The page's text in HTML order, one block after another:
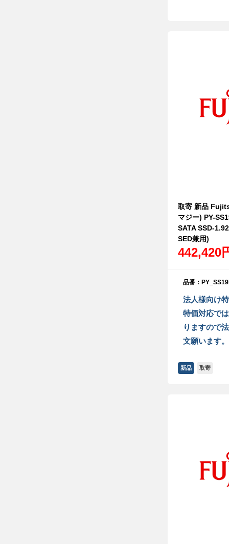
取寄 新品
マジー) PY-
SATA SSD-
SED兼用)
442,420
品番：
法人様向け
特価対応で
りますので
文願います。
新品 取寄